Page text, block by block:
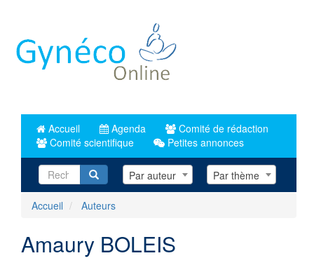
principal
Accueil Agenda
Comité de rédaction
Comité scientifique
Petites annonces
RecherchePar auteur Par thème
Accueil Auteurs
Amaury BOLEIS